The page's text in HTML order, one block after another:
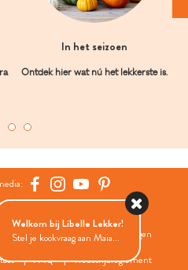
In het seizoen
Ontdek hier wat nú het lekkerste is.
Media Group
Cookies
Cookies instellingen
FAQ Wedstrijdreglement
Welkom bij Libelle Lekker!
Stel je kookvraag aan Maia...